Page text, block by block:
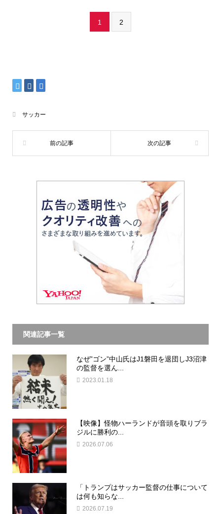
1 2
サッカー
関連記事一覧
なぜ”ゴン”中山氏はJ1磐田を退団しJ3沼津
の監督を選ん...
2023.01.18
【映像】怪物ハーランドが音頭を取りブラ
ジルに勝利の...
2026.07.06
「トランプはサッカー監督の仕事について
は何も知らな...
2026.07.19